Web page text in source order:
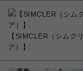
【SIMCLER（シムクリ
ア）】